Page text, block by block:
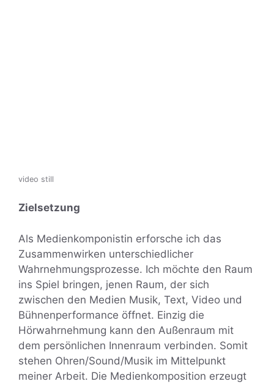
video still
Zielsetzung
Als Medienkomponistin erforsche ich das
Zusammenwirken unterschiedlicher
Wahrnehmungsprozesse. Ich möchte den Raum
ins Spiel bringen, jenen Raum, der sich
zwischen den Medien Musik, Text, Video und
Bühnenperformance öffnet. Einzig die
Hörwahrnehmung kann den Außenraum mit
dem persönlichen Innenraum verbinden. Somit
stehen Ohren/Sound/Musik im Mittelpunkt
meiner Arbeit. Die Medienkomposition erzeugt